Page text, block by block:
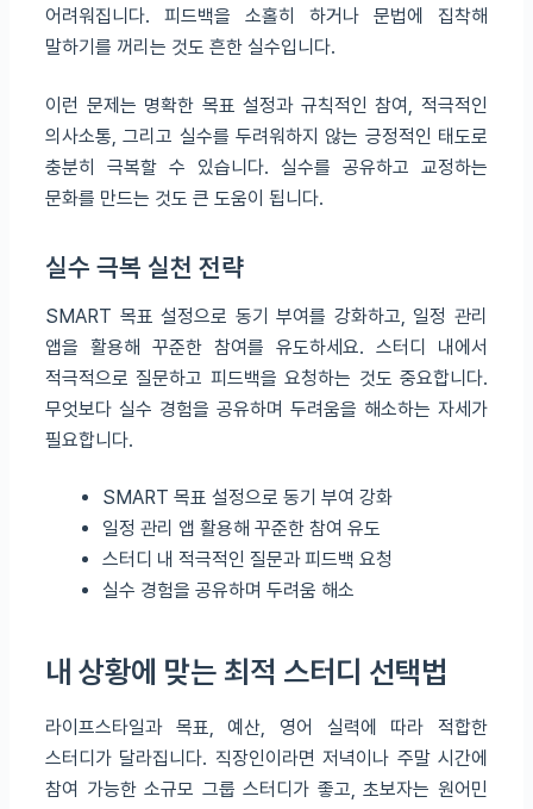
어려워집니다. 피드백을 소홀히 하거나 문법에 집착해
말하기를 꺼리는 것도 흔한 실수입니다.
이런 문제는 명확한 목표 설정과 규칙적인 참여, 적극적인
의사소통, 그리고 실수를 두려워하지 않는 긍정적인 태도로
충분히 극복할 수 있습니다. 실수를 공유하고 교정하는
문화를 만드는 것도 큰 도움이 됩니다.
실수 극복 실천 전략
SMART 목표 설정으로 동기 부여를 강화하고, 일정 관리
앱을 활용해 꾸준한 참여를 유도하세요. 스터디 내에서
적극적으로 질문하고 피드백을 요청하는 것도 중요합니다.
무엇보다 실수 경험을 공유하며 두려움을 해소하는 자세가
필요합니다.
SMART 목표 설정으로 동기 부여 강화
일정 관리 앱 활용해 꾸준한 참여 유도
스터디 내 적극적인 질문과 피드백 요청
실수 경험을 공유하며 두려움 해소
내 상황에 맞는 최적 스터디 선택법
라이프스타일과 목표, 예산, 영어 실력에 따라 적합한
스터디가 달라집니다. 직장인이라면 저녁이나 주말 시간에
참여 가능한 소규모 그룹 스터디가 좋고, 초보자는 원어민